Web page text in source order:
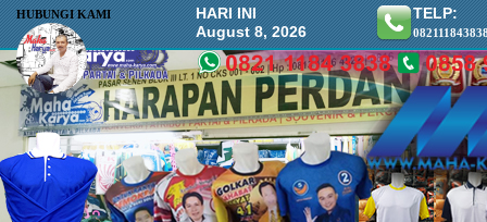
HUBUNGI KAMI
HARI INI
August 8, 2026
TELP: